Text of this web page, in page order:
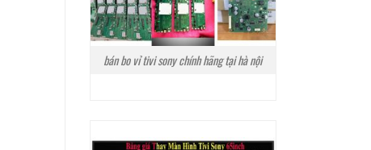
bán bo vỉ tivi sony chính hãng tại hà nội